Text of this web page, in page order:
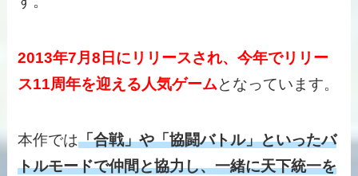
2013年7月8日にリリースされ、今年でリリー
ス11周年を迎える人気ゲームとなっています。
本作では「合戦」や「協闘バトル」といったバ
トルモードで仲間と協力し、一緒に天下統一を